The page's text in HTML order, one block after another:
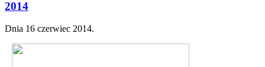
2014
Dnia 16 czerwiec 2014.